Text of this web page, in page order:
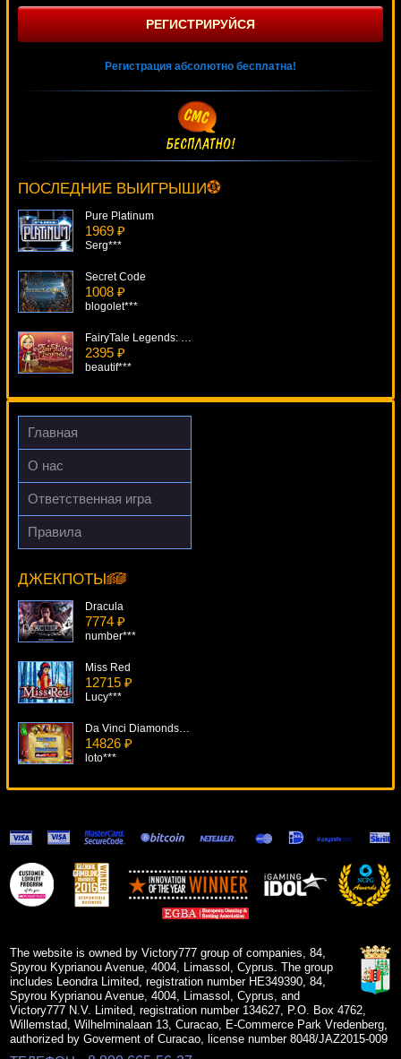
РЕГИСТРИРУЙСЯ
Регистрация абсолютно бесплатна!
ПОСЛЕДНИЕ ВЫИГРЫШИ
Root77***
Pure Platinum
1969 ₽
Serg***
Secret Code
1008 ₽
blogolet***
FairyTale Legends: Red Riding Hood
2395 ₽
beautif***
Columbus Deluxe
4267 ₽
aleg***
Главная
О нас
Ответственная игра
Правила
ДЖЕКПОТЫ
Sweet Harvest
aleg***
Dracula
7774 ₽
number***
Miss Red
12715 ₽
Lucy***
Da Vinci Diamonds: Dual Play
14826 ₽
loto***
Riviera Riches
18449 ₽
Gamer***
Double Magic
The website is owned by Victory777 group of companies, 84,
Spyrou Kyprianou Avenue, 4004, Limassol, Cyprus. The group
includes Leondra Limited, registration number HE349390, 84,
Spyrou Kyprianou Avenue, 4004, Limassol, Cyprus, and
Victory777 N.V. Limited, registration number 134627, P.O. Box 4762,
Willemstad, Wilhelminalaan 13, Curacao, E-Commerce Park Vredenberg,
authorized by Goverment of Curacao, license number 8048/JAZ2015-009